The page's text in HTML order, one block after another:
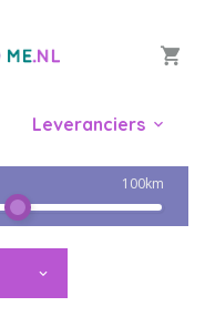
Leveranciers
100km